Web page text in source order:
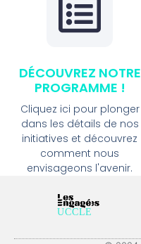
DÉCOUVREZ NOTRE
PROGRAMME !
Cliquez ici pour plonger
dans les détails de nos
initiatives et découvrez
comment nous
envisageons l'avenir.